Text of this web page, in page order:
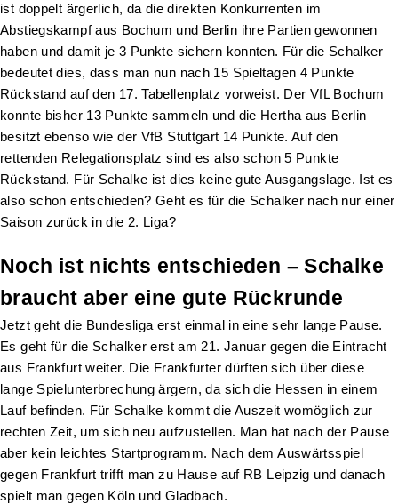
ist doppelt ärgerlich, da die direkten Konkurrenten im
Abstiegskampf aus Bochum und Berlin ihre Partien gewonnen
haben und damit je 3 Punkte sichern konnten. Für die Schalker
bedeutet dies, dass man nun nach 15 Spieltagen 4 Punkte
Rückstand auf den 17. Tabellenplatz vorweist. Der VfL Bochum
konnte bisher 13 Punkte sammeln und die Hertha aus Berlin
besitzt ebenso wie der VfB Stuttgart 14 Punkte. Auf den
rettenden Relegationsplatz sind es also schon 5 Punkte
Rückstand. Für Schalke ist dies keine gute Ausgangslage. Ist es
also schon entschieden? Geht es für die Schalker nach nur einer
Saison zurück in die 2. Liga?
Noch ist nichts entschieden – Schalke
braucht aber eine gute Rückrunde
Jetzt geht die Bundesliga erst einmal in eine sehr lange Pause.
Es geht für die Schalker erst am 21. Januar gegen die Eintracht
aus Frankfurt weiter. Die Frankfurter dürften sich über diese
lange Spielunterbrechung ärgern, da sich die Hessen in einem
Lauf befinden. Für Schalke kommt die Auszeit womöglich zur
rechten Zeit, um sich neu aufzustellen. Man hat nach der Pause
aber kein leichtes Startprogramm. Nach dem Auswärtsspiel
gegen Frankfurt trifft man zu Hause auf RB Leipzig und danach
spielt man gegen Köln und Gladbach.